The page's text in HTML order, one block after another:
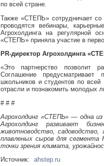
по всей стране.
Также «СТЕПЬ» сотрудничает со
проводятся вебинары,
Агрохолдинга на регулярной
«СТЕПЬ» приняла участие в
PR-директор Агрохолдинга
«Это партнерство позволит
Соглашение предусматривает
школьников и студентов по
отрасли и познакомить молодых
# # #
Агрохолдинг «СТЕПЬ» — одна
Агрохолдинг развивает
животноводство,
плавленых сыров для сегмента
точки зрения климата,
Источник:
ahstep.ru